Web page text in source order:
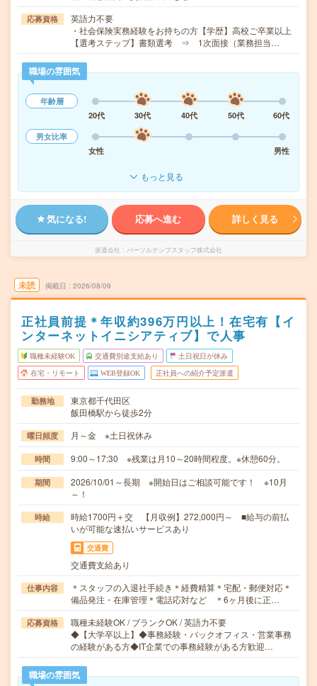
応募資格
英語力不要
・社会保険実務経験をお持ちの方【学歴】高校ご卒業以上
【選考ステップ】書類選考 ⇒ 1次面接（業務担当…
職場の雰囲気
年齢層
20代
30代 40代 50代
60代
男女比率
女性
男性
もっと見る
気になる! 応募へ進む 詳しく見る
派遣会社 パーソルテンプスタッフ株式会社
未読 掲載日 2026/08/09
正社員前提＊年収約396万円以上！在宅有【イ
ンターネットイニシアティブ】で人事
職種未経験OK 交通費別途支給あり 土日祝日が休み
在宅・リモート WEB登録OK 正社員への紹介予定派遣
勤務地
東京都千代田区
飯田橋駅から徒歩2分
曜日頻度 月～金 ※土日祝休み
時間 9:00～17:30 ※残業は月10～20時間程度。※休憩60分。
期間
2026/10/01～長期 ※開始日はご相談可能です！ ※10月
～！
時給
時給1700円＋交 【月収例】272,000円～ ■給与の前払
いが可能な速払いサービスあり
交通費
交通費支給あり
仕事内容
＊スタッフの入退社手続き＊経費精算＊宅配・郵便対応＊
備品発注・在庫管理＊電話応対など ＊6ヶ月後に正…
応募資格
職種未経験OK / ブランクOK / 英語力不要
◆【大学卒以上】◆事務経験・バックオフィス・営業事務
の経験がある方◆IT企業での事務経験がある方歓迎…
職場の雰囲気